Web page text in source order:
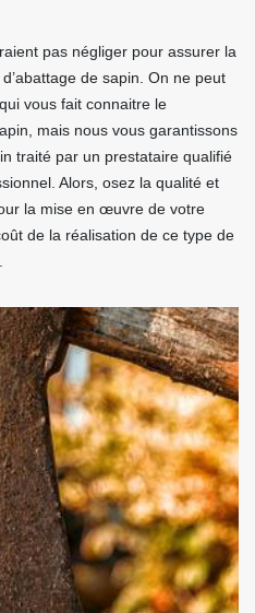
pas négliger pour assurer la
de sapin. On ne peut
vous fait connaitre le
mais nous vous garantissons
traité par un prestataire qualifié
Alors, osez la qualité et
la mise en œuvre de votre
de la réalisation de ce type de